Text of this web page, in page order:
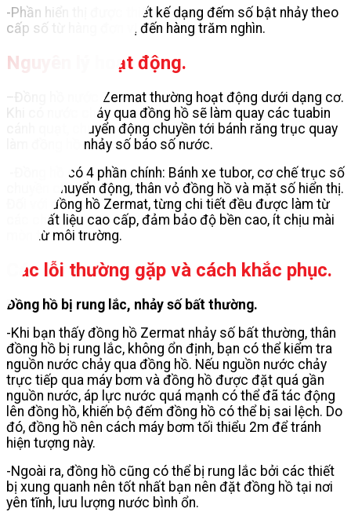
-Phần hiển thị được thiết kế dạng đếm số bật nhảy theo
cấp số từ hàng đơn vị đến hàng trăm nghìn.
Nguyên lý hoạt động.
–
Đồng hồ nước Zermat thường hoạt động dưới dạng cơ.
Khi có nước chảy qua đồng hồ sẽ làm quay các tuabin
cánh quạt, chuyển động chuyền tới bánh răng trục quay
làm đồng hồ nhảy số báo số nước.
-Đồng hồ có 4 phần chính: Bánh xe tubor, cơ chế trục số
chuyền chuyển động, thân vỏ đồng hồ và mặt số hiển thị.
Đối với đồng hồ Zermat, từng chi tiết đều được làm từ
các chất liệu cao cấp, đảm bảo độ bền cao, ít chịu mài
mòn từ môi trường.
Các lỗi thường gặp và cách khắc phục.
Đồng hồ bị rung lắc, nhảy số bất thường.
-Khi bạn thấy đồng hồ Zermat nhảy số bất thường, thân
đồng hồ bị rung lắc, không ổn định, bạn có thể kiểm tra
nguồn nước chảy qua đồng hồ. Nếu nguồn nước chảy
trực tiếp qua máy bơm và đồng hồ được đặt quá gần
nguồn nước, áp lực nước quá mạnh có thể đã tác động
lên đồng hồ, khiến bộ đếm đồng hồ có thể bị sai lệch. Do
đó, đồng hồ nên cách máy bơm tối thiểu 2m để tránh
hiện tượng này.
-Ngoài ra, đồng hồ cũng có thể bị rung lắc bởi các thiết
bị xung quanh nên tốt nhất bạn nên đặt đồng hồ tại nơi
yên tĩnh, lưu lượng nước bình ổn.